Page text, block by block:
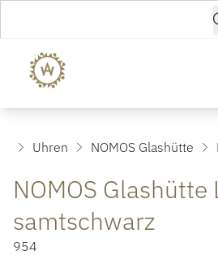
Uhren NOMOS Glashütte
NOMOS
samtschwarz
954